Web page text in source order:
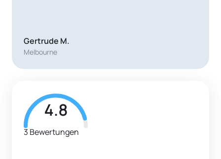
Gertrude M.
Melbourne
4.8
3 Bewertungen